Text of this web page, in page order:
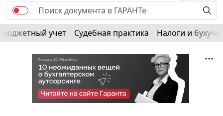
Бюджетный учет Судебная практика Налоги и